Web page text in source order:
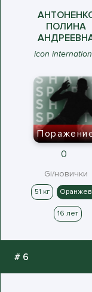
ПОЛИНА
icon
0
Gi/новички
51 кг
16 лет
# 6